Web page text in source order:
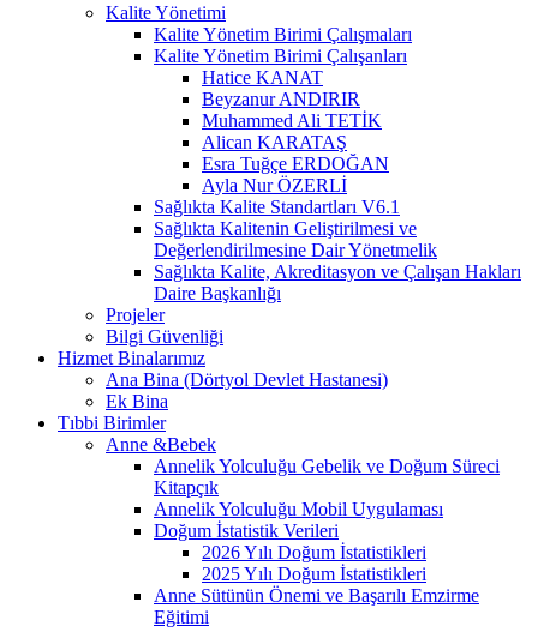
Kalite Yönetimi
Kalite Yönetim Birimi Çalışmaları
Kalite Yönetim Birimi Çalışanları
Hatice KANAT
Beyzanur ANDIRIR
Muhammed Ali TETİK
Alican KARATAŞ
Esra Tuğçe ERDOĞAN
Ayla Nur ÖZERLİ
Sağlıkta Kalite Standartları V6.1
Sağlıkta Kalitenin Geliştirilmesi ve
Değerlendirilmesine Dair Yönetmelik
Sağlıkta Kalite, Akreditasyon ve Çalışan Hakları
Daire Başkanlığı
Projeler
Bilgi Güvenliği
Hizmet Binalarımız
Ana Bina (Dörtyol Devlet Hastanesi)
Ek Bina
Tıbbi Birimler
Anne &Bebek
Annelik Yolculuğu Gebelik ve Doğum Süreci
Kitapçık
Annelik Yolculuğu Mobil Uygulaması
Doğum İstatistik Verileri
2026 Yılı Doğum İstatistikleri
2025 Yılı Doğum İstatistikleri
Anne Sütünün Önemi ve Başarılı Emzirme
Eğitimi